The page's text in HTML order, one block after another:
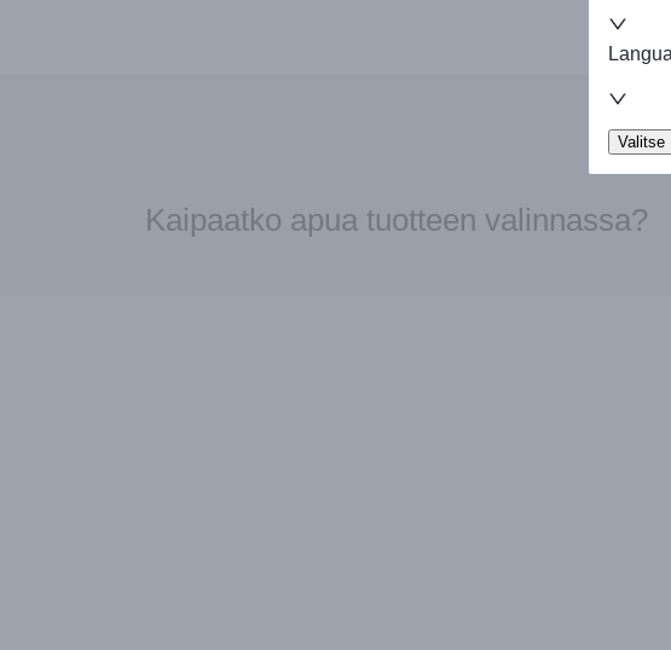
Valitse
Kaipaatko apua tuotteen valinnassa?